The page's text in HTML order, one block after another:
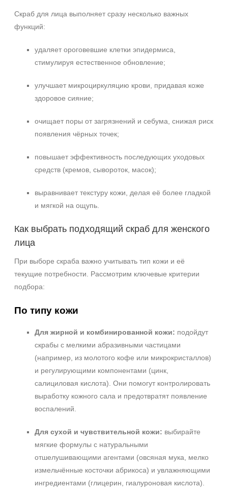
Скраб для лица выполняет сразу несколько важных
функций:
удаляет ороговевшие клетки эпидермиса,
стимулируя естественное обновление;
улучшает микроциркуляцию крови, придавая коже
здоровое сияние;
очищает поры от загрязнений и себума, снижая риск
появления чёрных точек;
повышает эффективность последующих уходовых
средств (кремов, сывороток, масок);
выравнивает текстуру кожи, делая её более гладкой
и мягкой на ощупь.
Как выбрать подходящий скраб для женского
лица
При выборе скраба важно учитывать тип кожи и её
текущие потребности. Рассмотрим ключевые критерии
подбора:
По типу кожи
Для жирной и комбинированной кожи: подойдут
скрабы с мелкими абразивными частицами
(например, из молотого кофе или микрокристаллов)
и регулирующими компонентами (цинк,
салициловая кислота). Они помогут контролировать
выработку кожного сала и предотвратят появление
воспалений.
Для сухой и чувствительной кожи: выбирайте
мягкие формулы с натуральными
отшелушивающими агентами (овсяная мука, мелко
измельчённые косточки абрикоса) и увлажняющими
ингредиентами (глицерин, гиалуроновая кислота).
Не показывать предложение о консультации
+7 (495) 640-58-89